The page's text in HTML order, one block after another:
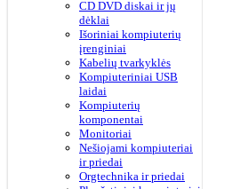
CD DVD diskai ir jų
dėklai
Išoriniai kompiuterių
įrenginiai
Kabelių tvarkyklės
Kompiuteriniai USB
laidai
Kompiuterių
komponentai
Monitoriai
Nešiojami kompiuteriai
ir priedai
Orgtechnika ir priedai